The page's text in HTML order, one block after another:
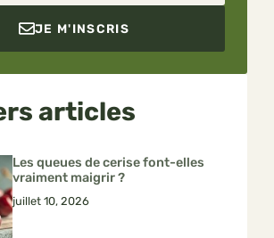
JE M'INSCRIS
articles
Les queues de cerise font-elles
vraiment maigrir ?
juillet 10, 2026